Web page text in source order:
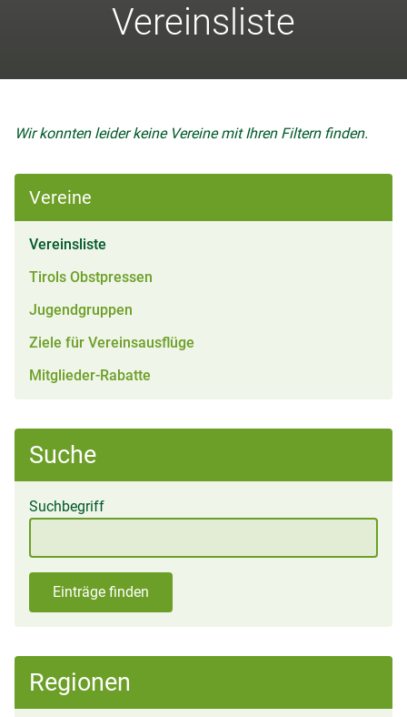
Vereinsliste
Vereine
Vereinsliste
Tirols Obstpressen
Jugendgruppen
Ziele für Vereinsausflüge
Mitglieder-Rabatte
Suche
Suchbegriff
Einträge finden
Regionen
Wir konnten leider keine Vereine mit Ihren Filtern finden.